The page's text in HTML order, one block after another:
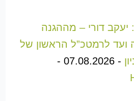
יעקב דורי – מההגנה
ועד לרמטכ”ל הראשון של
-
07.08.2026
-